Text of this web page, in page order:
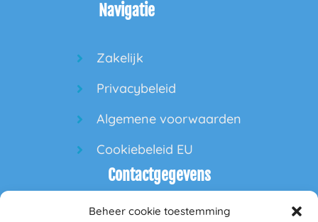
Beheer cookie toestemming
Navigatie
Zakelijk
Privacybeleid
Algemene voorwaarden
Cookiebeleid EU
Contactgegevens